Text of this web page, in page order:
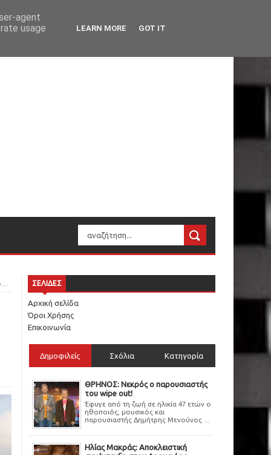
ΣΕΛΙΔΕΣ
Αρχική σελίδα
Όροι Χρήσης
Επικοινωνία
Δημοφιλείς Σχόλια Κατηγορία
ΘΡΗΝΟΣ: Νεκρός ο παρουσιαστής
του wipe out!
Έφυγε από τη ζωή σε ηλικία 47 ετών ο
ηθοποιός, μουσικός και
παρουσιαστής Δημήτρης Μενούνος ...
Ηλίας Μακράς: Αποκλειστική
agent
usage
LEARN MORE GOT IT